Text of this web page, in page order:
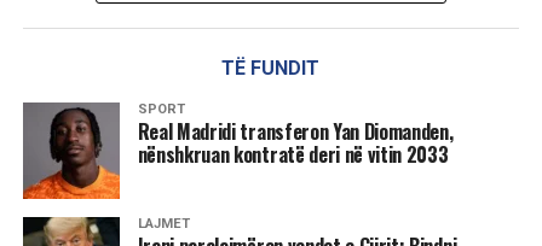
finalen mbetet ende e hapur.
Maroku synon që finalja të zhvillohet në stadiumin e ri
“King Hassan II”, pranë Kasablankës, i cili pritet të ketë një
kapacitet prej rreth 115 mijë spektatorësh. Në anën tjetër,
“Santiago Bernabéu” në Madrid dhe “Camp Nou” në
TË FUNDIT
SPORT
Real Madridi transferon Yan Diomanden,
nënshkruan kontratë deri në vitin 2033
LAJMET